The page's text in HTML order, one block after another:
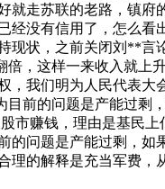
就走苏联的老路，镇
经没有信用了，怎么
现状，之前关闭刘**
倍，这样一来收入就
，我们明为人民代表
目前的问题是产能过剩
市赚钱，理由是基民
的问题是产能过剩，
理的解释是充当军费